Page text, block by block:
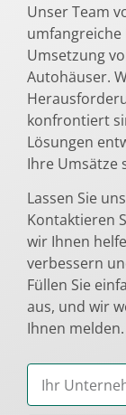
Unser Team
Umsetzung
Autohäuser.
konfrontiert
Lösungen
Ihre Umsätze
Lassen Sie
Kontaktieren
wir Ihnen
verbessern
Füllen Sie
aus, und wir
Ihnen melden.